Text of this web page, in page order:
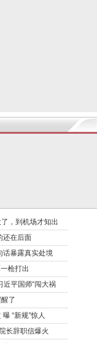
，到机场才知出
还在后面
话暴露真实处境
枪打出
平国师“闯大祸
了
“新规”惊人
长辞职信爆火